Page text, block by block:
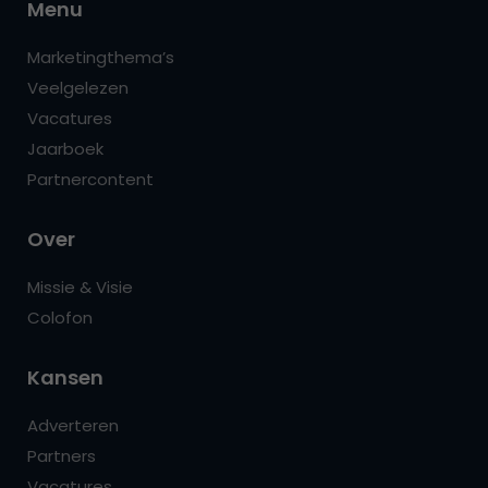
Menu
Marketingthema’s
Veelgelezen
Vacatures
Jaarboek
Partnercontent
Over
Missie & Visie
Colofon
Kansen
Adverteren
Partners